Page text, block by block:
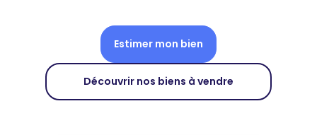
Estimer mon bien
Découvrir nos biens à vendre